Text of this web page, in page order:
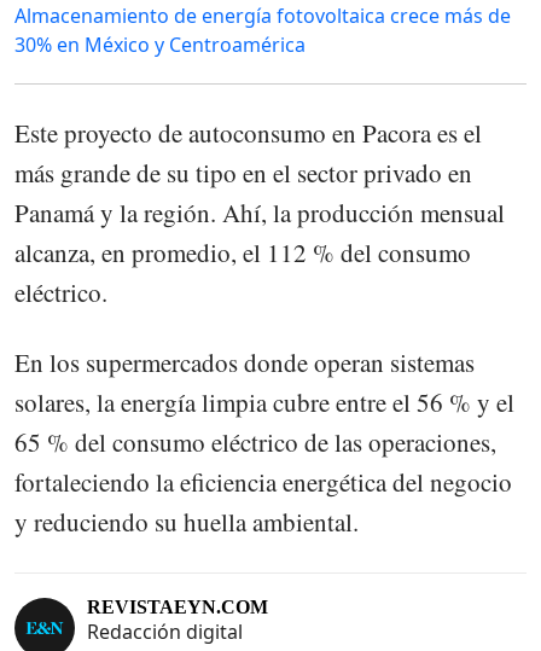
Almacenamiento de energía fotovoltaica crece más de
30% en México y Centroamérica
Este proyecto de autoconsumo en Pacora es el
más grande de su tipo en el sector privado en
Panamá y la región. Ahí, la producción mensual
alcanza, en promedio, el 112 % del consumo
eléctrico.
En los supermercados donde operan sistemas
solares, la energía limpia cubre entre el 56 % y el
65 % del consumo eléctrico de las operaciones,
fortaleciendo la eficiencia energética del negocio
y reduciendo su huella ambiental.
REVISTAEYN.COM
Redacción digital